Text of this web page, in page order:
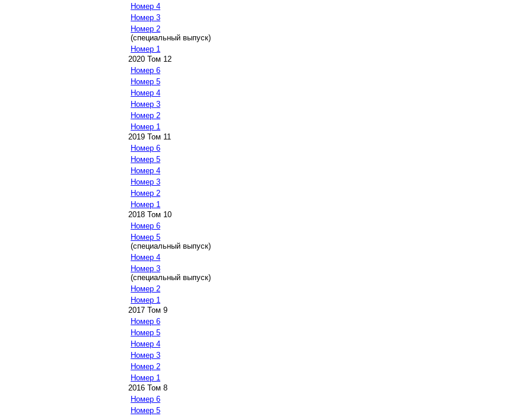
Номер 4
Номер 3
Номер 2
(специальный выпуск)
Номер 1
2020 Том 12
Номер 6
Номер 5
Номер 4
Номер 3
Номер 2
Номер 1
2019 Том 11
Номер 6
Номер 5
Номер 4
Номер 3
Номер 2
Номер 1
2018 Том 10
Номер 6
Номер 5
(специальный выпуск)
Номер 4
Номер 3
(специальный выпуск)
Номер 2
Номер 1
2017 Том 9
Номер 6
Номер 5
Номер 4
Номер 3
Номер 2
Номер 1
2016 Том 8
Номер 6
Номер 5